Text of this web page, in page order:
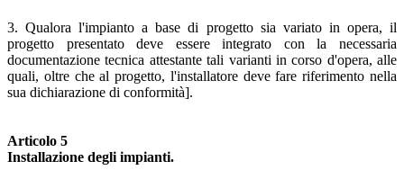
3. Qualora l'impianto a base di progetto sia variato in opera, il
progetto presentato deve essere integrato con la necessaria
documentazione tecnica attestante tali varianti in corso d'opera, alle
quali, oltre che al progetto, l'installatore deve fare riferimento nella
sua dichiarazione di conformità].
Articolo 5
Installazione degli impianti.